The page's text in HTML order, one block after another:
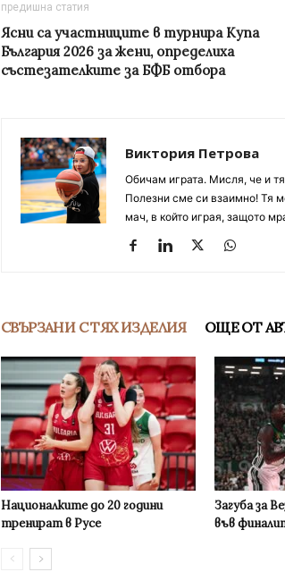
предишна статия
Ясни са участниците в турнира Купа
България 2026 за жени, определиха
състезателките за БФБ отбора
Виктория Петрова
Обичам играта. Мисля, че и
Полезни сме си взаимно! Тя
мач, в който играя, защото
СВЪРЗАНИ С ТЯХ ИЗДЕЛИЯ ОЩЕ ОТ
Националките до 20 години
тренират в Русе
Загуба за
във